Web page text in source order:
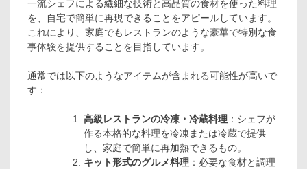
一流シェフによる繊細な技術と高品質の食材を使った料理
を、自宅で簡単に再現できることをアピールしています。
これにより、家庭でもレストランのような豪華で特別な食
事体験を提供することを目指しています。
通常では以下のようなアイテムが含まれる可能性が高いで
す：
高級レストランの冷凍・冷蔵料理 ：シェフが
作る本格的な料理を冷凍または冷蔵で提供
し、家庭で簡単に再加熱できるもの。
キット形式のグルメ料理 ：必要な食材と調理